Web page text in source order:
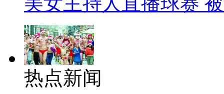
热点新闻